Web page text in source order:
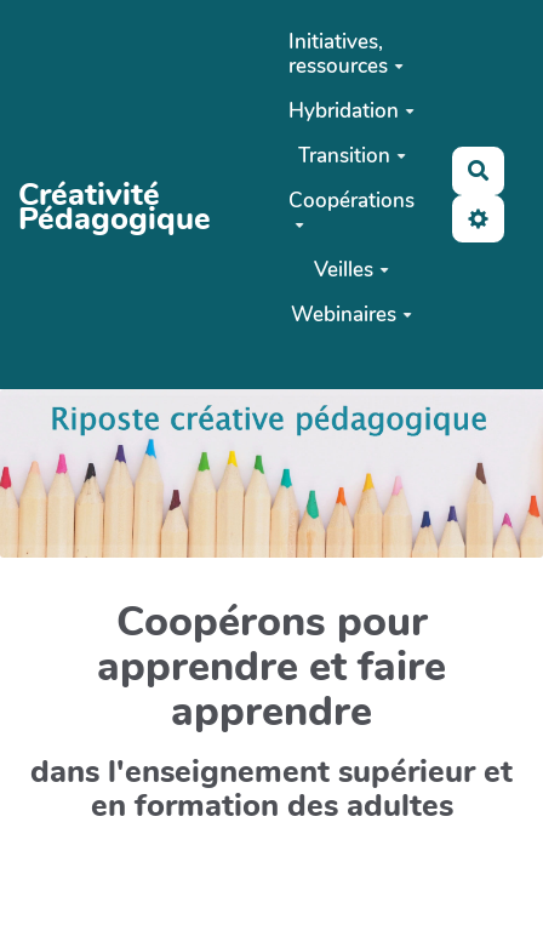
Créativité
Pédagogique
Initiatives,
ressources
Hybridation
Transition
Coopérations
Veilles
Webinaires
Coopérons pour
apprendre et faire
apprendre
dans l'enseignement supérieur et
en formation des adultes